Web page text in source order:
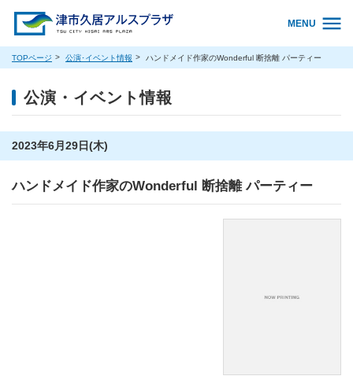
MENU
TOPページ 公演･イベント情報 ハンドメイド作家のWonderful 断捨離 パーティー
公演・イベント情報
2023年6月29日(木)
ハンドメイド作家のWonderful 断捨離 パーティー